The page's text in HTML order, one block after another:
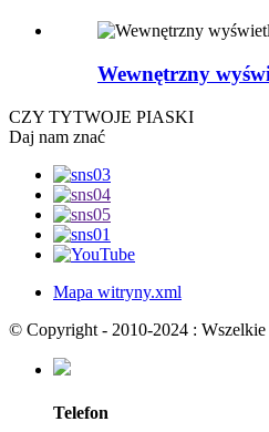
Wewnętrzny
CZY TYTWOJE PIASKI
Daj nam znać
Mapa witryny.xml
© Copyright - 2010-2024 : Wszelkie
Telefon